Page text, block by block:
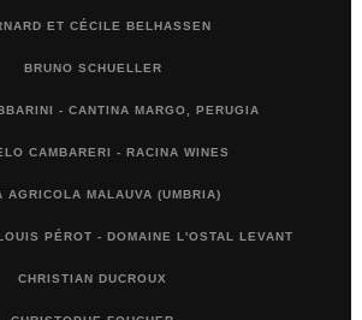
ET CÉCILE BELHASSEN
BRUNO SCHUELLER
- CANTINA MARGO, PERUGIA
CAMBARERI - RACINA WINES
AGRICOLA MALAUVA (UMBRIA)
PÉROT - DOMAINE L'OSTAL LEVANT
CHRISTIAN DUCROUX